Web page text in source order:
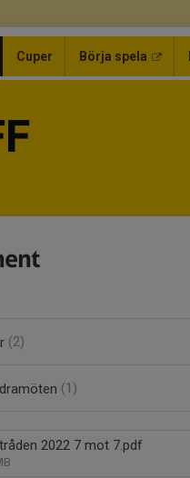
Cuper Börja spela
(2)
(1)
2022 7 mot 7.pdf